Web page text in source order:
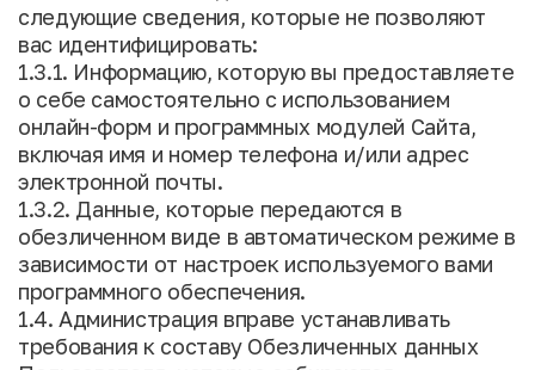
следующие сведения, которые не позволяют
вас идентифицировать:
1.3.1. Информацию, которую вы предоставляете
о себе самостоятельно с использованием
онлайн-форм и программных модулей Сайта,
включая имя и номер телефона и/или адрес
электронной почты.
1.3.2. Данные, которые передаются в
обезличенном виде в автоматическом режиме в
зависимости от настроек используемого вами
программного обеспечения.
1.4. Администрация вправе устанавливать
требования к составу Обезличенных данных